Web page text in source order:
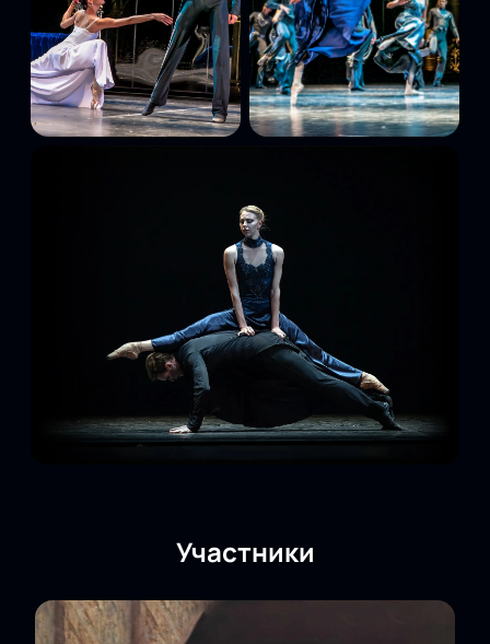
выберете места, подходящие именно вам. После
оплаты билеты мгновенно приходят на вашу почту.
Подлинность билетов гарантируется.
Обратите внимание, возможна смена актёрского
состава.
Участники